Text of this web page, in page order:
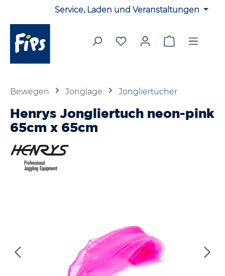
Zum Hauptinhalt springenService, Laden und Veranstaltungen
Du hast 0 Produkte auf
Warenkorb
Bewegen Jonglage Jongliertücher
Henrys Jongliertuch neon-pink
65cm x 65cm